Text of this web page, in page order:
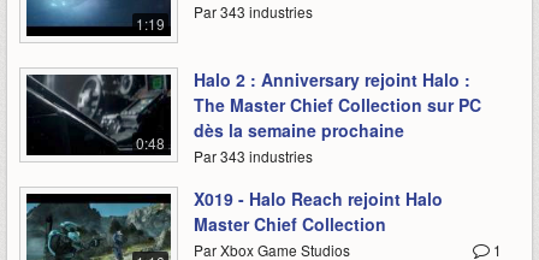
1:19
Par 343 industries
0:48
Halo 2 : Anniversary rejoint Halo :
The Master Chief Collection sur PC
dès la semaine prochaine
Par 343 industries
X019 - Halo Reach rejoint Halo
Master Chief Collection
1
Par Xbox Game Studios